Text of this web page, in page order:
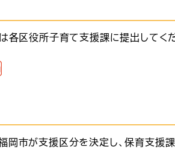
各区役所子育て支援課に提出してくだ
岡市が支援区分を決定し、保育支援